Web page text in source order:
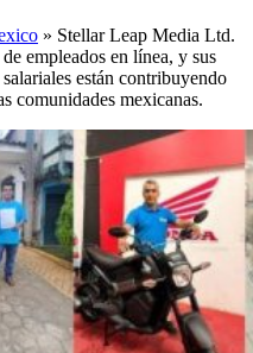
» Stellar Leap Media Ltd.
empleados en línea, y sus
están contribuyendo
comunidades mexicanas.